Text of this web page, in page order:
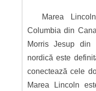
Marea
Columbia din
Morris Jesup din
nordică este
conectează cele
Marea Lincoln